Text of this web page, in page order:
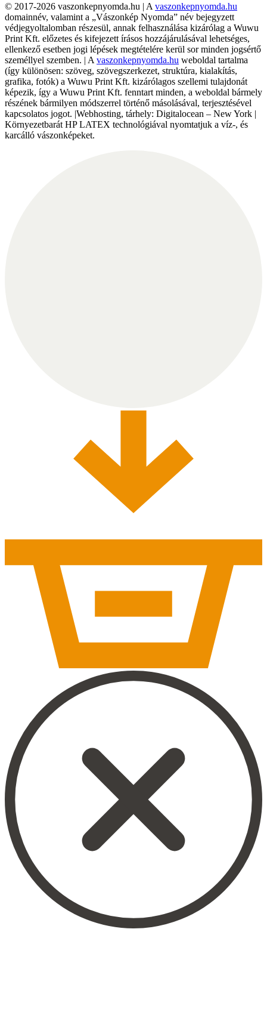
© 2017-2026 vaszonkepnyomda.hu | A vaszonkepnyomda.hu
domainnév, valamint a „Vászonkép Nyomda” név bejegyzett
védjegyoltalomban részesül, annak felhasználása kizárólag a Wuwu
Print Kft. előzetes és kifejezett írásos hozzájárulásával lehetséges,
ellenkező esetben jogi lépések megtételére kerül sor minden jogsértő
személlyel szemben. | A vaszonkepnyomda.hu weboldal tartalma
(így különösen: szöveg, szövegszerkezet, struktúra, kialakítás,
grafika, fotók) a Wuwu Print Kft. kizárólagos szellemi tulajdonát
képezik, így a Wuwu Print Kft. fenntart minden, a weboldal bármely
részének bármilyen módszerrel történő másolásával, terjesztésével
kapcsolatos jogot. |Webhosting, tárhely: Digitalocean – New York |
Környezetbarát HP LATEX technológiával nyomtatjuk a víz-, és
karcálló vászonképeket.